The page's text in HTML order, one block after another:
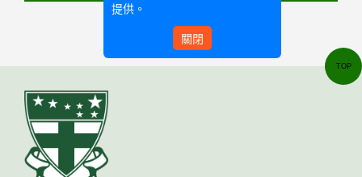
TOP
提供。
關閉